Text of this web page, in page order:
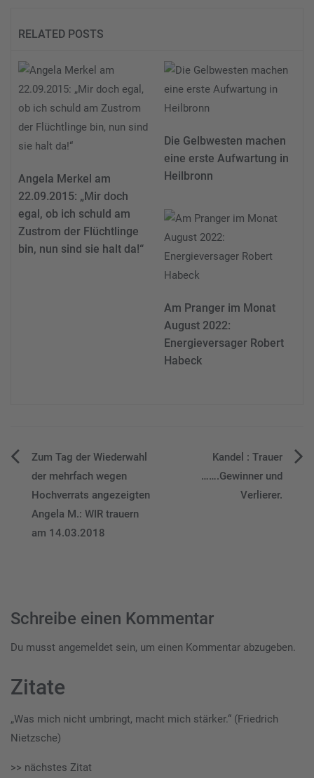
RELATED POSTS
Angela Merkel am
22.09.2015: „Mir doch
egal, ob ich schuld am
Zustrom der Flüchtlinge
bin, nun sind sie halt da!“
Die Gelbwesten machen
eine erste Aufwartung in
Heilbronn
Am Pranger im Monat
August 2022:
Energieversager Robert
Habeck
Beitragsnavigation
Zum Tag der Wiederwahl
der mehrfach wegen
Hochverrats angezeigten
Angela M.: WIR trauern
am 14.03.2018
Kandel : Trauer
…….Gewinner und
Verlierer.
Schreibe einen Kommentar
Du musst angemeldet sein, um einen Kommentar abzugeben.
Zitate
„Was mich nicht umbringt, macht mich stärker.“ (Friedrich
Nietzsche)
>> nächstes Zitat